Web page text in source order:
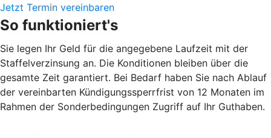
Jetzt Termin vereinbaren
So funktioniert's
Sie legen Ihr Geld für die angegebene Laufzeit mit der
Staffelverzinsung an. Die Konditionen bleiben über die
gesamte Zeit garantiert. Bei Bedarf haben Sie nach Ablauf
der vereinbarten Kündigungssperrfrist von 12 Monaten im
Rahmen der Sonderbedingungen Zugriff auf Ihr Guthaben.